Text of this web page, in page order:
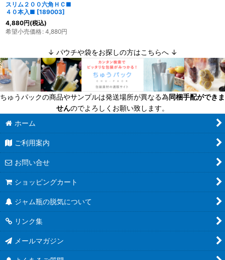
スリム２００六角ＨＣ■
４０本入■ [189003]
4,880円(税込)
希望小売価格: 4,880円
↓ パウチや袋をお探しの方はこちらへ ↓
ちゅうパックの商品やサンプルは発送場所が異なる為同梱手配ができま
せんのでよろしくお願い致します。
ホーム
ご利用案内
お問い合せ
ショッピングカート
ジャム瓶の脱気について
リンク集
メールマガジン